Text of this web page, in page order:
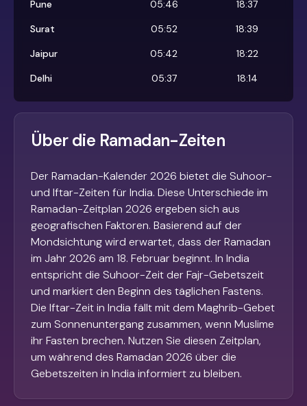
Pune
05:46
18:37
Surat
05:52
18:39
Jaipur
05:42
18:22
Delhi
05:37 18:14
Über die Ramadan-Zeiten
Der Ramadan-Kalender 2026 bietet die Suhoor-
und Iftar-Zeiten für India. Diese Unterschiede im
Ramadan-Zeitplan 2026 ergeben sich aus
geografischen Faktoren. Basierend auf der
Mondsichtung wird erwartet, dass der Ramadan
im Jahr 2026 am 18. Februar beginnt. In India
entspricht die Suhoor-Zeit der Fajr-Gebetszeit
und markiert den Beginn des täglichen Fastens.
Die Iftar-Zeit in India fällt mit dem Maghrib-Gebet
zum Sonnenuntergang zusammen, wenn Muslime
ihr Fasten brechen. Nutzen Sie diesen Zeitplan,
um während des Ramadan 2026 über die
Gebetszeiten in India informiert zu bleiben.